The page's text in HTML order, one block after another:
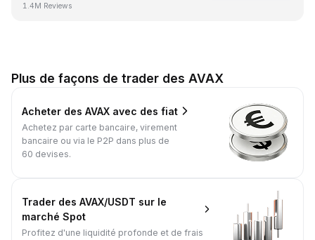
1.4M Reviews
Plus de façons de trader des AVAX
Acheter des AVAX avec des fiat
Achetez par carte bancaire, virement
bancaire ou via le P2P dans plus de
60 devises.
Trader des AVAX/USDT sur le
marché Spot
Profitez d'une liquidité profonde et de frais